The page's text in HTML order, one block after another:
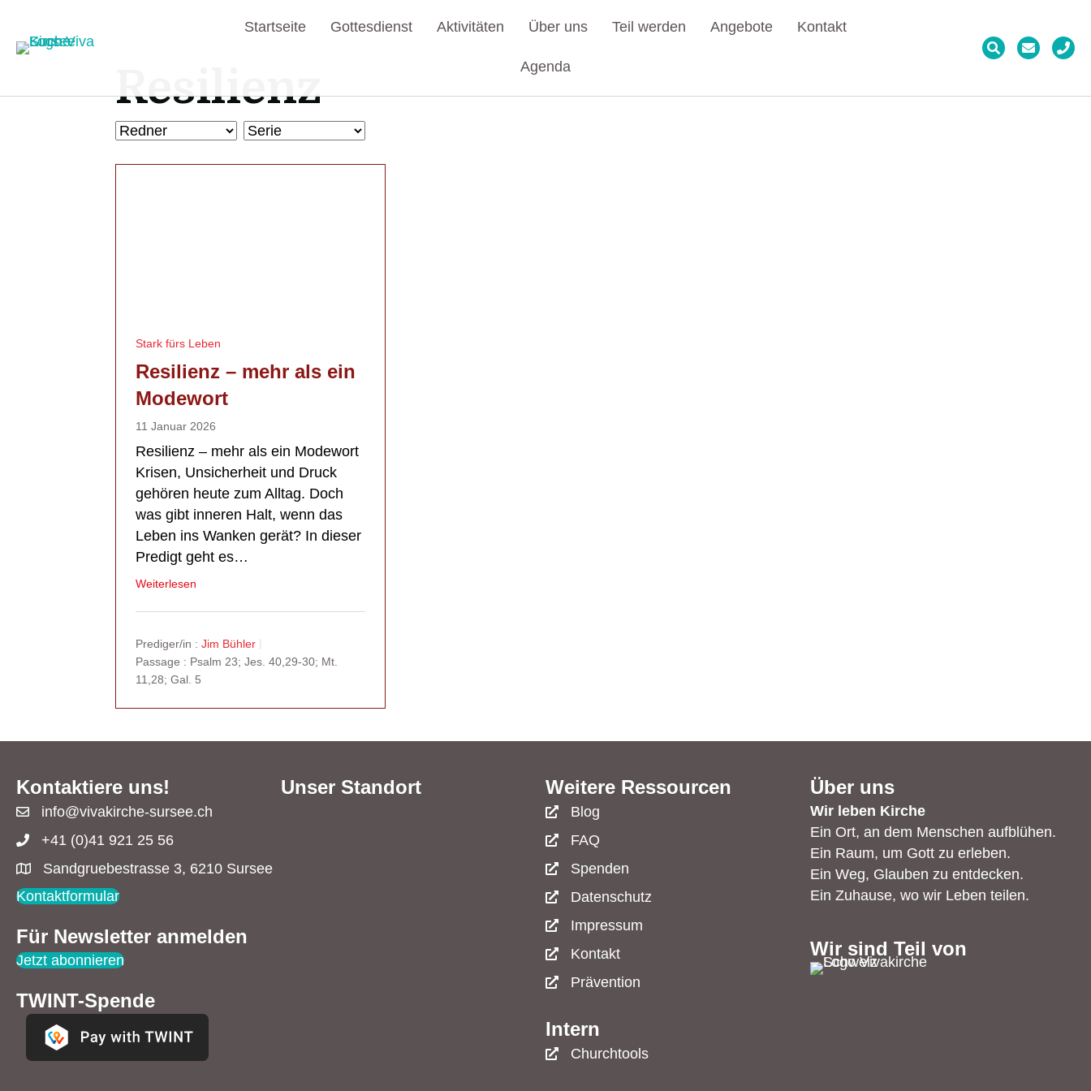
Startseite Gottesdienst Aktivitäten Über uns Teil werden Angebote Kontakt
Agenda
Resilienz
Stark fürs Leben
Resilienz – mehr als ein
Modewort
11 Januar 2026
Resilienz – mehr als ein Modewort
Krisen, Unsicherheit und Druck
gehören heute zum Alltag. Doch
was gibt inneren Halt, wenn das
Leben ins Wanken gerät? In dieser
Predigt geht es…
Weiterlesen
Prediger/in : Jim Bühler
Passage : Psalm 23; Jes. 40,29-30; Mt.
11,28; Gal. 5
Kontaktiere uns!
info@vivakirche-sursee.ch
+41 (0)41 921 25 56
Sandgruebestrasse 3, 6210 Sursee
Kontaktformular
Für Newsletter anmelden
Jetzt abonnieren
TWINT-Spende
Unser Standort Weitere Ressourcen
Blog
FAQ
Spenden
Datenschutz
Impressum
Kontakt
Prävention
Intern
Churchtools
Über uns
Wir leben Kirche
Ein Ort, an dem Menschen aufblühen.
Ein Raum, um Gott zu erleben.
Ein Weg, Glauben zu entdecken.
Ein Zuhause, wo wir Leben teilen.
Wir sind Teil von